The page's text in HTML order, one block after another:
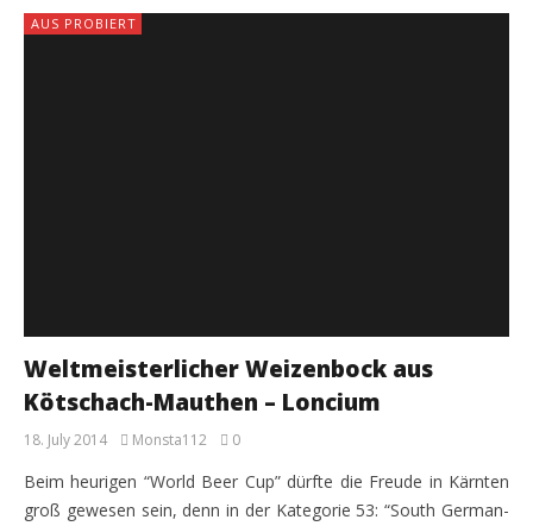
AUS PROBIERT
Weltmeisterlicher Weizenbock aus
Kötschach-Mauthen – Loncium
18. July 2014 Monsta112 0
Beim heurigen “World Beer Cup” dürfte die Freude in Kärnten
groß gewesen sein, denn in der Kategorie 53: “South German-